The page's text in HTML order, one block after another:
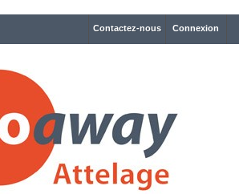
Connexion
Contactez-nous